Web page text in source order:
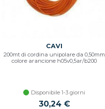
CAVI
200mt di cordina unipolare da 0,50mm
colore arancione h05v0,5ar/b200
Disponibile 1-3 giorni
30,24 €